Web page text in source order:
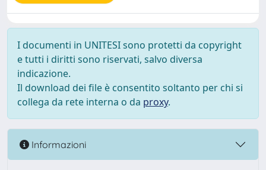
I documenti in UNITESI sono protetti da copyright
e tutti i diritti sono riservati, salvo diversa
indicazione.
Il download dei file è consentito soltanto per chi si
collega da rete interna o da proxy.
Informazioni